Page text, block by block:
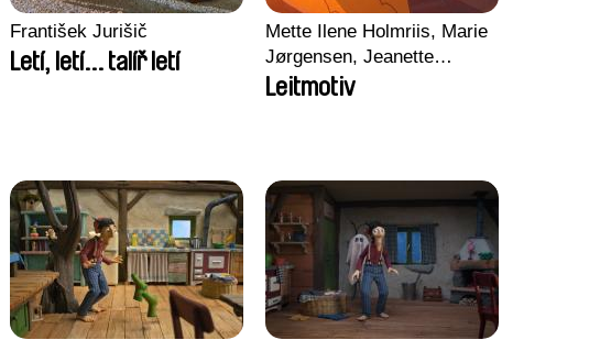
František Jurišič
Letí, letí... talíř letí
Mette Ilene Holmriis, Marie
Jørgensen, Jeanette
Nørgaard, Marie Thorhauge
Leitmotiv